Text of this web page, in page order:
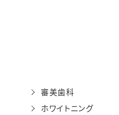
審美歯科
ホワイトニング